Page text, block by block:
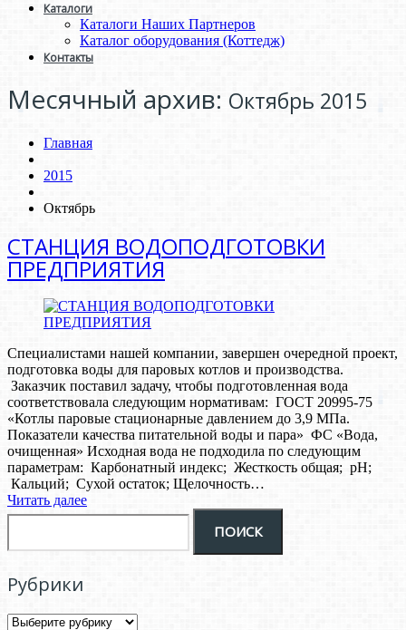
Каталоги
Каталоги Наших Партнеров
Каталог оборудования (Коттедж)
Контакты
Месячный архив: Октябрь 2015
Главная
2015
Октябрь
СТАНЦИЯ ВОДОПОДГОТОВКИ
ПРЕДПРИЯТИЯ
Специалистами нашей компании, завершен очередной проект,
подготовка воды для паровых котлов и производства.
Заказчик поставил задачу, чтобы подготовленная вода
соответствовала следующим нормативам: ГОСТ 20995-75
«Котлы паровые стационарные давлением до 3,9 МПа.
Показатели качества питательной воды и пара» ФС «Вода,
очищенная» Исходная вода не подходила по следующим
параметрам: Карбонатный индекс; Жесткость общая; pH;
Кальций; Сухой остаток; Щелочность…
Читать далее
Рубрики
Рубрики